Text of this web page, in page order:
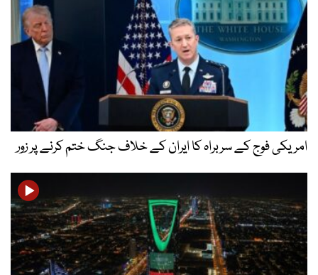
امریکی فوج کے سربراہ کا ایران کے خلاف جنگ ختم کرنے پر زور